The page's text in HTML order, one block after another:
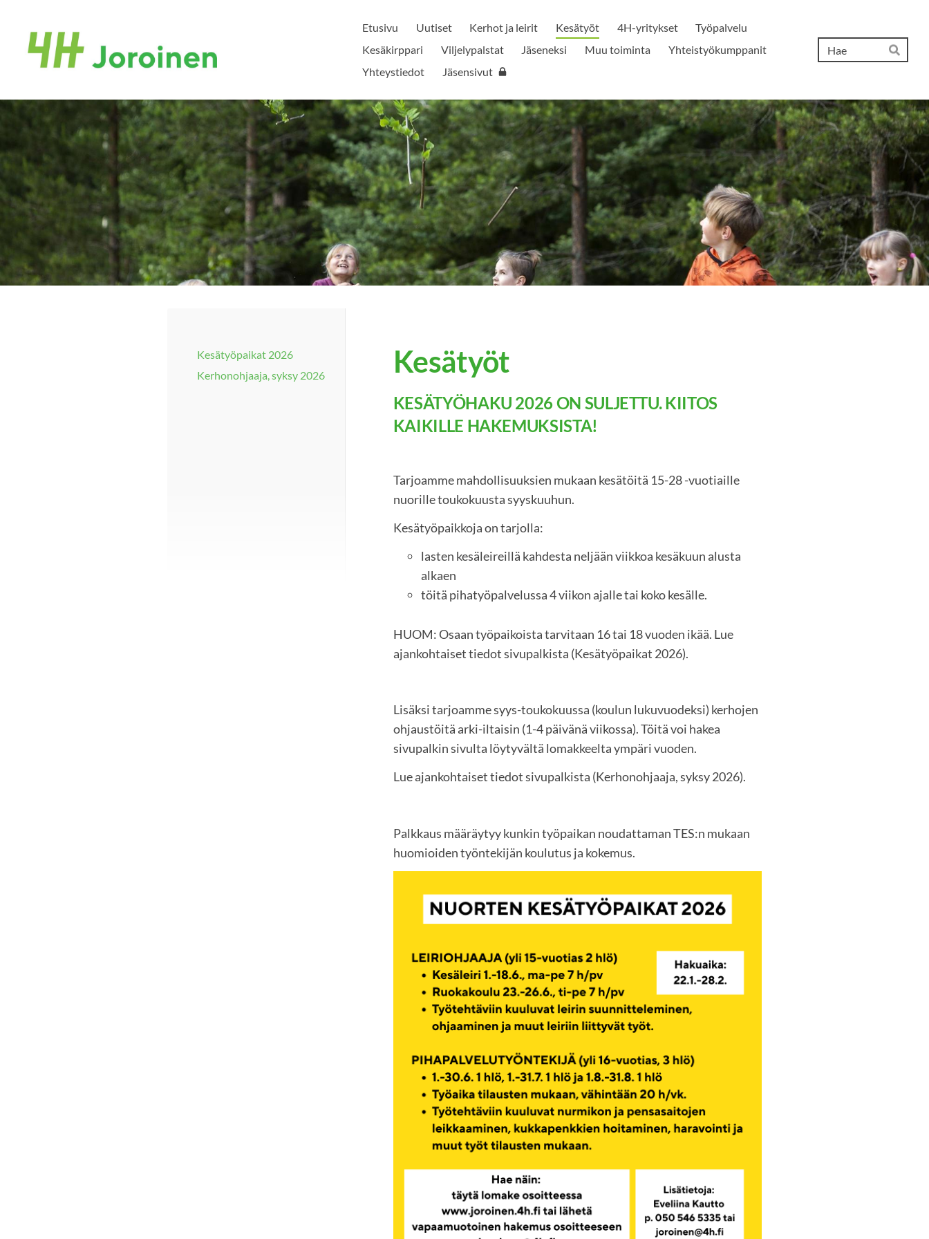
sivun
sisältöön
Joroisten 4H-yhdistys ry.
Etusivu Uutiset Kerhot ja leirit Kesätyöt 4H-yritykset
Työpalvelu
Kesäkirppari
Viljelypalstat Jäseneksi Muu toiminta
Yhteistyökumppanit
Yhteystiedot
Jäsensivut
Hae
Kesätyöpaikat 2026
Kerhonohjaaja, syksy 2026
Kesätyöt
KESÄTYÖHAKU 2026 ON SULJETTU. KIITOS
KAIKILLE HAKEMUKSISTA!
Tarjoamme mahdollisuuksien mukaan kesätöitä 15-28 -vuotiaille
nuorille toukokuusta syyskuuhun.
Kesätyöpaikkoja on tarjolla:
lasten kesäleireillä kahdesta neljään viikkoa kesäkuun alusta
alkaen
töitä pihatyöpalvelussa 4 viikon ajalle tai koko kesälle.
HUOM: Osaan työpaikoista tarvitaan 16 tai 18 vuoden ikää. Lue
ajankohtaiset tiedot sivupalkista (Kesätyöpaikat 2026).
Lisäksi tarjoamme syys-toukokuussa (koulun lukuvuodeksi) kerhojen
ohjaustöitä arki-iltaisin (1-4 päivänä viikossa). Töitä voi hakea
sivupalkin sivulta löytyvältä lomakkeelta ympäri vuoden.
Lue ajankohtaiset tiedot sivupalkista (Kerhonohjaaja, syksy 2026).
Palkkaus määräytyy kunkin työpaikan noudattaman TES:n mukaan
huomioiden työntekijän koulutus ja kokemus.